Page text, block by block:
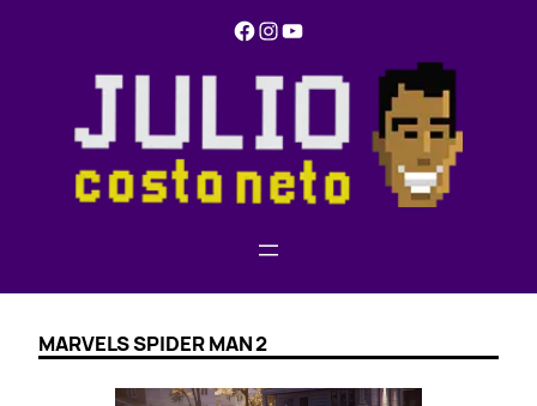
Facebook Instagram YouTube
MARVELS SPIDER MAN 2